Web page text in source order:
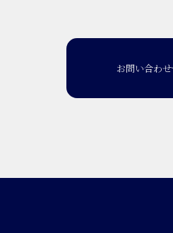
お問い合わせ